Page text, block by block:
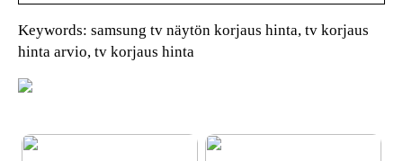
Keywords: samsung tv näytön korjaus hinta, tv korjaus
hinta arvio, tv korjaus hinta